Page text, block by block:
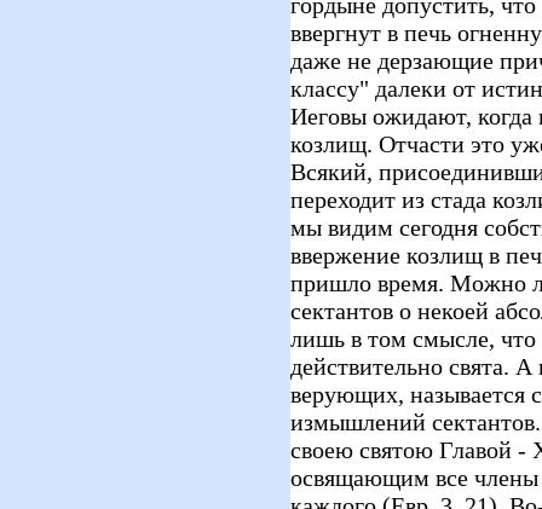
ввергнут в печь
даже не дерзающие
классу" далеки от
Иеговы ожидают, когда
козлищ. Отчасти это
Всякий,
переходит из стада
мы видим сегодня
ввержение козлищ в
пришло время. Можно
сектантов о некоей
лишь в том смысле, что
действительно свята.
верующих, называется
измышлений
своею святою Главой -
освящающим все члены